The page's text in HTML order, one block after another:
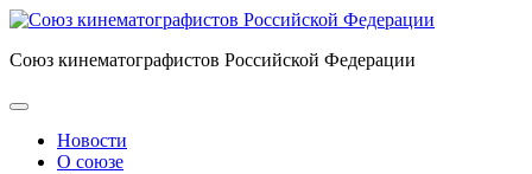
Союз кинематографистов Российской Федерации
Новости
О союзе